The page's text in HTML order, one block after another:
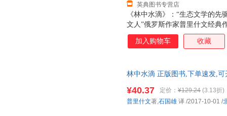
《林中水滴》：“生态文学的先
文人”俄罗斯作家普里什文经典
家委员会主席、北京大学原校
英典图书专营店
加入购物车 收藏
林中水滴 正版图书,下单速发,可
¥40.37 定价： ¥129.24 (3.13折)
普里什文著,石国雄 译 /2017-10-01 /